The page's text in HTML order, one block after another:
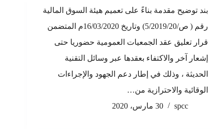
بند توضيح مقدمة بناءً على تعميم هيئة السوق المالية
رقم ( ص/5/2019/20) وتاريخ 16/03/2020م المتضمن
قرار تعليق عقد الجمعيات العمومية حضوريا حتى
إشعار آخر والاكتفاء بعقدها عبر وسائل التقنية
الحديثة ، وذلك في إطار دعم الجهود والإجراءات
الوقائية والاحترازية من…
spcc
30 مارس، 2020